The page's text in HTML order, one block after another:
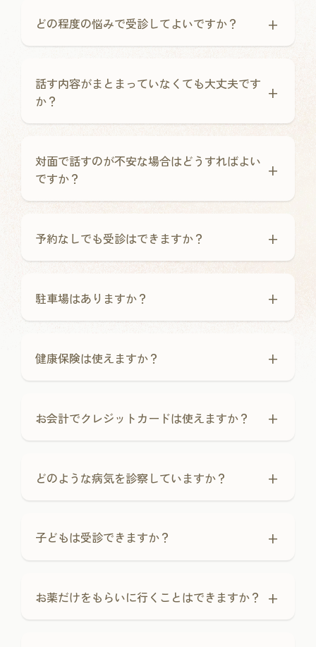
どの程度の悩みで受診してよいですか？ +
話す内容がまとまっていなくても大丈夫です
か？
+
対面で話すのが不安な場合はどうすればよい
ですか？
+
予約なしでも受診はできますか？ +
駐車場はありますか？ +
健康保険は使えますか？ +
お会計でクレジットカードは使えますか？ +
どのような病気を診察していますか？ +
子どもは受診できますか？ +
お薬だけをもらいに行くことはできますか？ +